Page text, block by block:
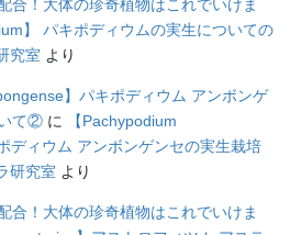
合！大体の珍奇植物はこれでいけま
】 パキポディウムの実生についての
究室 より
】パキポディウム アンボンゲ
て② に
【Pachypodium
ディウム アンボンゲンセの実生栽培
研究室 より
合！大体の珍奇植物はこれでいけま